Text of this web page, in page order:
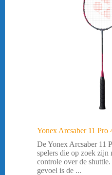
Yonex Arcsaber 11 Pro
De Yonex Arcsaber 11
spelers die op zoek zijn
controle over de
gevoel is de ...